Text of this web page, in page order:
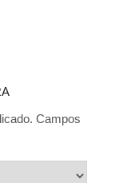
Campos